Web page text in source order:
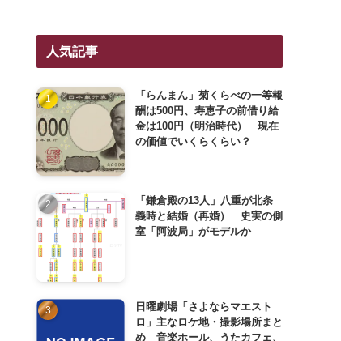
人気記事
「らんまん」菊くらべの一等報
酬は500円、寿恵子の前借り給
金は100円（明治時代） 現在
の価値でいくらくらい？
「鎌倉殿の13人」八重が北条
義時と結婚（再婚） 史実の側
室「阿波局」がモデルか
日曜劇場「さよならマエスト
ロ」主なロケ地・撮影場所まと
め 音楽ホール、うたカフェ、